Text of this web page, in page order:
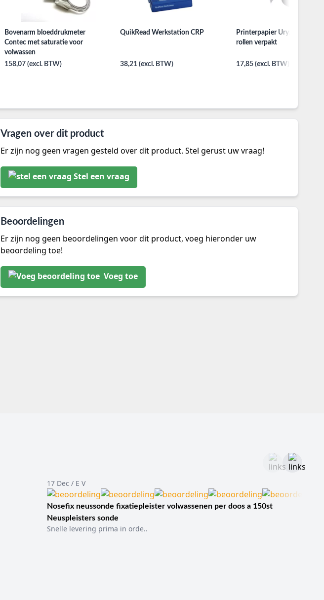
Bovenarm bloeddrukmeter
Contec met saturatie voor
volwassen
158,07 (excl. BTW)
QuikRead Werkstation CRP
38,21 (excl. BTW)
Printerpapier Uryxxon Urine
rollen verpakt
17,85 (excl. BTW)
Vragen over dit product
Er zijn nog geen vragen gesteld over dit product. Stel gerust uw vraag!
Stel een vraag
Beoordelingen
Er zijn nog geen beoordelingen voor dit product, voeg hieronder uw
beoordeling toe!
Voeg toe
17 Dec / E V
Nosefix neussonde fixatiepleister volwassenen per doos a 150st
Neuspleisters sonde
Snelle levering prima in orde..